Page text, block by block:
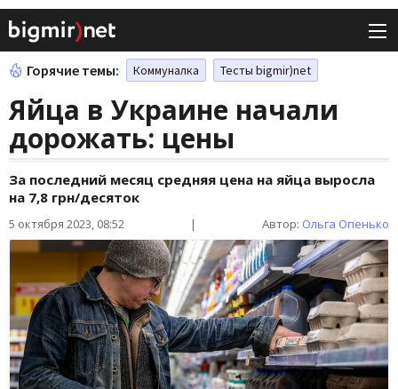
Горячие темы: Коммуналка Тесты bigmir)net
Яйца в Украине начали
дорожать: цены
За последний месяц средняя цена на яйца выросла
на 7,8 грн/десяток
5 октября 2023, 08:52 | Автор: Ольга Опенько